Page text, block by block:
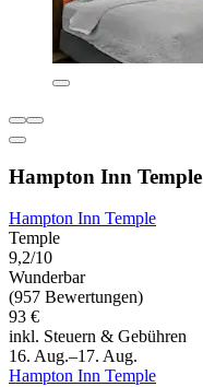
Hampton Inn Temple
Hampton Inn Temple
Temple
9,2/10
Wunderbar
(957 Bewertungen)
93 €
inkl. Steuern & Gebühren
16. Aug.–17. Aug.
Hampton Inn Temple